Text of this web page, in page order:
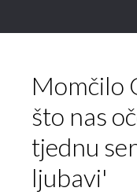
Momčilo
što nas
tjednu
ljubavi'